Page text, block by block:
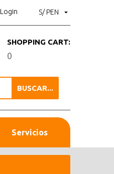
S/ PEN
Login
SHOPPING CART:
0
BUSCAR...
Servicios